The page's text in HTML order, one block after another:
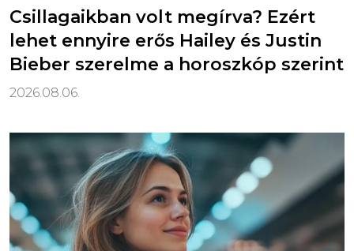
Csillagaikban volt megírva? Ezért
lehet ennyire erős Hailey és Justin
Bieber szerelme a horoszkóp szerint
2026.08.06.